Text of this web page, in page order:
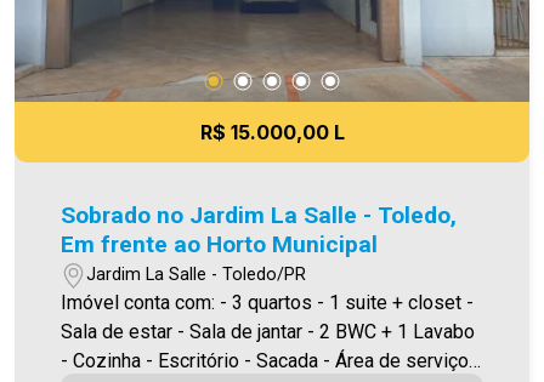
todavia, reservamo-nos o direito de corrigir
qualquer erro de digitação e/ou ortografia, bem
como alteração dos preços e imagens. Fotos
meramente ilustrativas.
R$ 15.000,00 L
Sobrado no Jardim La Salle - Toledo,
Em frente ao Horto Municipal
Jardim La Salle - Toledo/PR
Imóvel conta com: - 3 quartos - 1 suite + closet -
Sala de estar - Sala de jantar - 2 BWC + 1 Lavabo
- Cozinha - Escritório - Sacada - Área de serviço -